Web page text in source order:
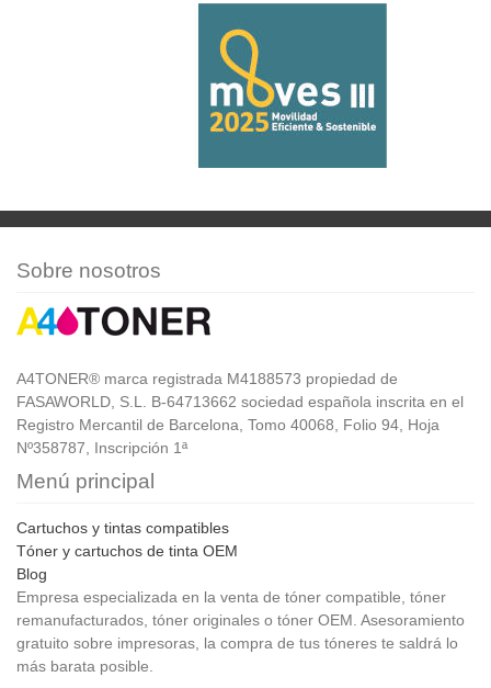
Sobre nosotros
A4TONER® marca registrada M4188573 propiedad de
FASAWORLD, S.L. B-64713662 sociedad española inscrita en el
Registro Mercantil de Barcelona, Tomo 40068, Folio 94, Hoja
Nº358787, Inscripción 1ª
Menú principal
Cartuchos y tintas compatibles
Tóner y cartuchos de tinta OEM
Blog
Empresa especializada en la venta de tóner compatible, tóner
remanufacturados, tóner originales o tóner OEM. Asesoramiento
gratuito sobre impresoras, la compra de tus tóneres te saldrá lo
más barata posible.